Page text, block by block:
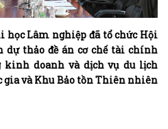
học Lâm nghiệp đã tổ chức Hội
dự thảo đề án cơ chế tài chính
kinh doanh và dịch vụ du lịch
gia và Khu Bảo tồn Thiên nhiên